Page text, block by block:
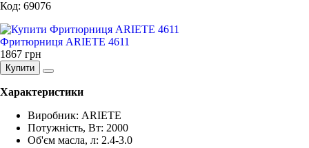
Код: 69076
Фритюрниця ARIETE 4611
1867 грн
Купити
Характеристики
Виробник: ARIETE
Потужність, Вт: 2000
Об'єм масла, л: 2.4-3.0